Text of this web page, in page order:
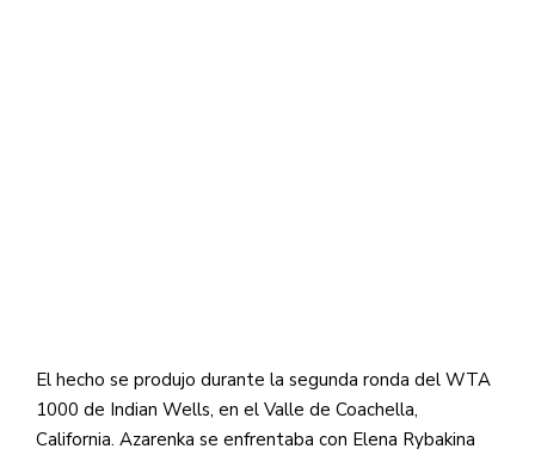
El hecho se produjo durante la segunda ronda del WTA
1000 de Indian Wells, en el Valle de Coachella,
California. Azarenka se enfrentaba con Elena Rybakina